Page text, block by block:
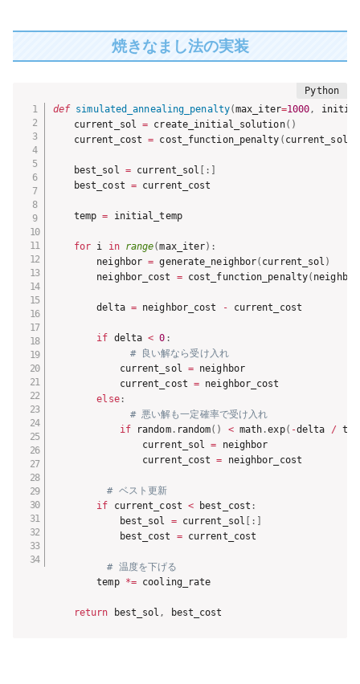
焼きなまし法の実装
def simulated_annealing_penalty(max_iter=1000,
    current_sol
= create_initial_solution( )
    current_cost
= cost_function_penalty ( current_sol
    best_sol
= current_sol :
    best_cost
= current_cost
    temp
= initial_temp
for i in range(max_iter) :
        neighbor
= generate_neighbor( current_sol )
        neighbor_cost
= cost_function_penalty( neighbor
        delta
= neighbor_cost - current_cost
if delta < 0 :
# 良い解なら受け入れ
            current_sol
= neighbor
            current_cost
= neighbor_cost
else:
# 悪い解も一定確率で受け入れ
if random. random( ) < math .exp( -delta /
                current_sol
= neighbor
                current_cost
= neighbor_cost
# ベスト更新
if current_cost < best_cost :
            best_sol
= current_sol :
            best_cost
= current_cost
# 温度を下げる
        temp
*= cooling_rate
return best_sol , best_cost